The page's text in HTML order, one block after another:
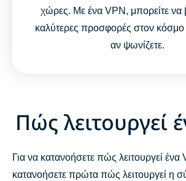
χώρες. Με ένα VPN, μπορείτε να
καλύτερες προσφορές στον
αν ψωνίζετε.
Πώς λειτουργεί
Για να κατανοήσετε πώς λειτουργεί
κατανοήσετε πρώτα πώς λειτουργεί η